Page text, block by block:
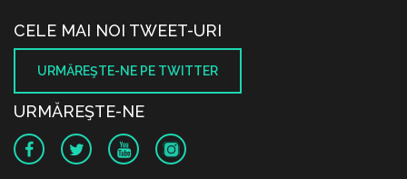
CELE MAI NOI TWEET-URI
URMĂREŞTE-NE PE TWITTER
URMĂREŞTE-NE